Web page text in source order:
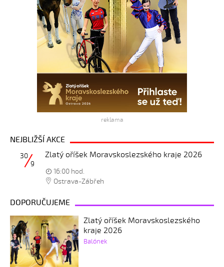
reklama
NEJBLIŽŠÍ AKCE
Zlatý oříšek Moravskoslezského kraje 2026
30
9
16:00 hod.
Ostrava-Zábřeh
DOPORUČUJEME
Zlatý oříšek Moravskoslezského
kraje 2026
Balónek